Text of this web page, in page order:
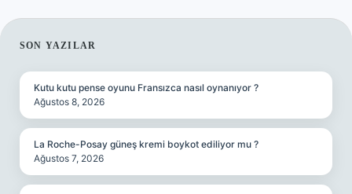
SIDEBAR
SON YAZILAR
Kutu kutu pense oyunu Fransızca nasıl oynanıyor ?
Ağustos 8, 2026
La Roche-Posay güneş kremi boykot ediliyor mu ?
Ağustos 7, 2026